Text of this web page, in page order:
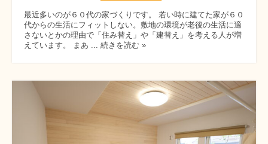
最近多いのが６０代の家づくりです。 若い時に建てた家が６０
代からの生活にフィットしない。敷地の環境が老後の生活に適
さないとかの理由で「住み替え」や「建替え」を考える人が増
えています。 まあ ... 続きを読む »